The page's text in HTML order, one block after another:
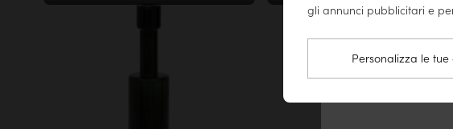
All'ingresso del tuo condominiogli annunci pubblicitari e
Personalizza le tue